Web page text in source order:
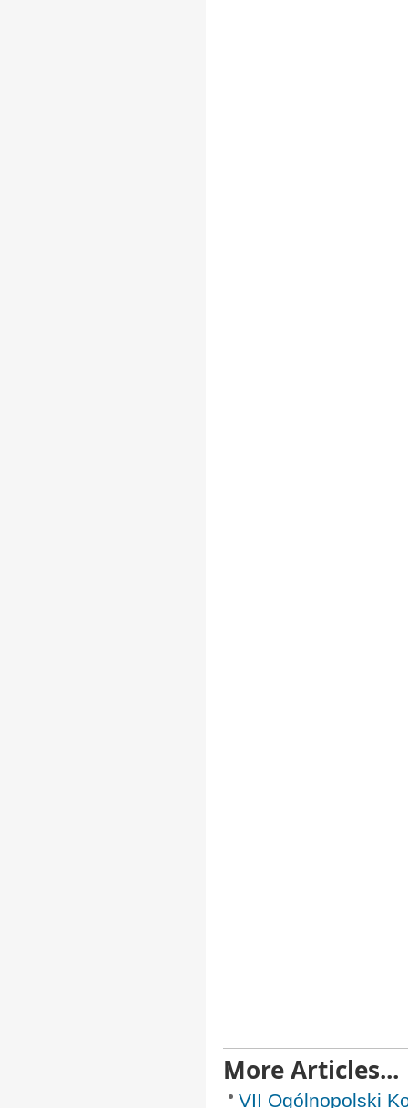
More Articles...
VII Ogólnopolski